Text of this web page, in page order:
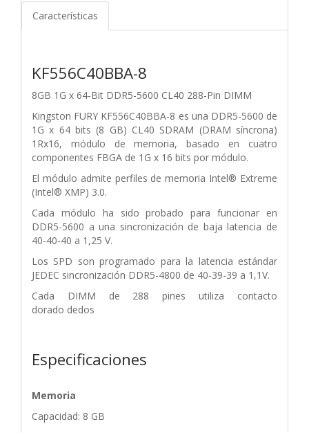
Características
KF556C40BBA-8
8GB 1G x 64-Bit DDR5-5600 CL40 288-Pin DIMM
Kingston FURY KF556C40BBA-8 es una DDR5-5600 de
1G x 64 bits (8 GB) CL40 SDRAM (DRAM síncrona)
1Rx16, módulo de memoria,basado en cuatro
componentes FBGA de 1G x 16 bits por módulo.
El módulo admite perfiles de memoria Intel® Extreme
(Intel® XMP) 3.0.
Cada módulo ha sido probado para funcionar en
DDR5-5600 a una sincronización de baja latencia de
40-40-40 a 1,25 V.
Los SPD sonprogramado para la latencia estándar
JEDEC sincronización DDR5-4800 de 40-39-39 a 1,1V.
Cada DIMM de 288 pines utiliza contacto
dorado dedos
Especificaciones
Memoria
Capacidad: 8 GB